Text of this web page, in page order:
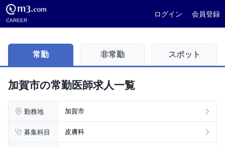
CAREER
ログイン 会員登録
常勤 非常勤 スポット
加賀市の常勤医師求人一覧
勤務地 加賀市
募集科目 皮膚科